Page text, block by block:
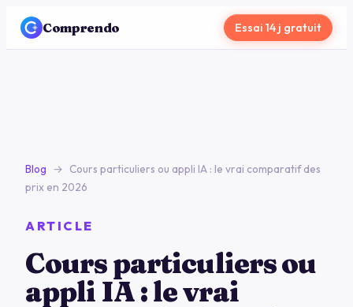
Comprendo Essai 14 j gratuit
Blog → Cours particuliers ou appli IA : le vrai comparatif des
prix en 2026
ARTICLE
Cours particuliers ou
appli IA : le vrai